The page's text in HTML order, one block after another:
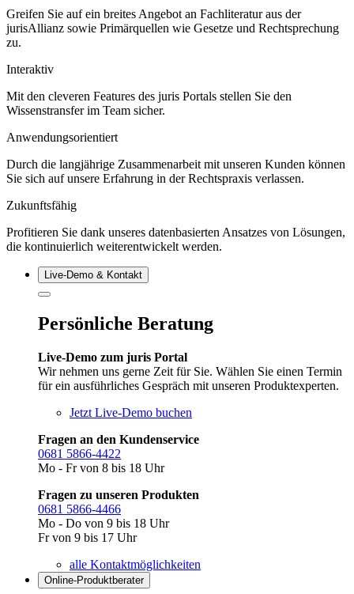
Greifen Sie auf ein breites Angebot an Fachliteratur aus der
jurisAllianz sowie Primärquellen wie Gesetze und Rechtsprechung
zu.
Interaktiv
Mit den cleveren Features des juris Portals stellen Sie den
Wissenstransfer im Team sicher.
Anwendungsorientiert
Durch die langjährige Zusammenarbeit mit unseren Kunden können
Sie sich auf unsere Erfahrung in der Rechtspraxis verlassen.
Zukunftsfähig
Profitieren Sie dank unseres datenbasierten Ansatzes von Lösungen,
die kontinuierlich weiterentwickelt werden.
Live‑Demo & Kontakt
Persönliche Beratung
Live-Demo zum juris Portal
Wir nehmen uns gerne Zeit für Sie. Wählen Sie einen Termin
für ein ausführliches Gespräch mit unseren Produktexperten.
Jetzt Live-Demo buchen
Fragen an den Kundenservice
0681 5866-4422
Mo - Fr von 8 bis 18 Uhr
Fragen zu unseren Produkten
0681 5866-4466
Mo - Do von 9 bis 18 Uhr
Fr von 9 bis 17 Uhr
alle Kontaktmöglichkeiten
Online-Produkt­berater